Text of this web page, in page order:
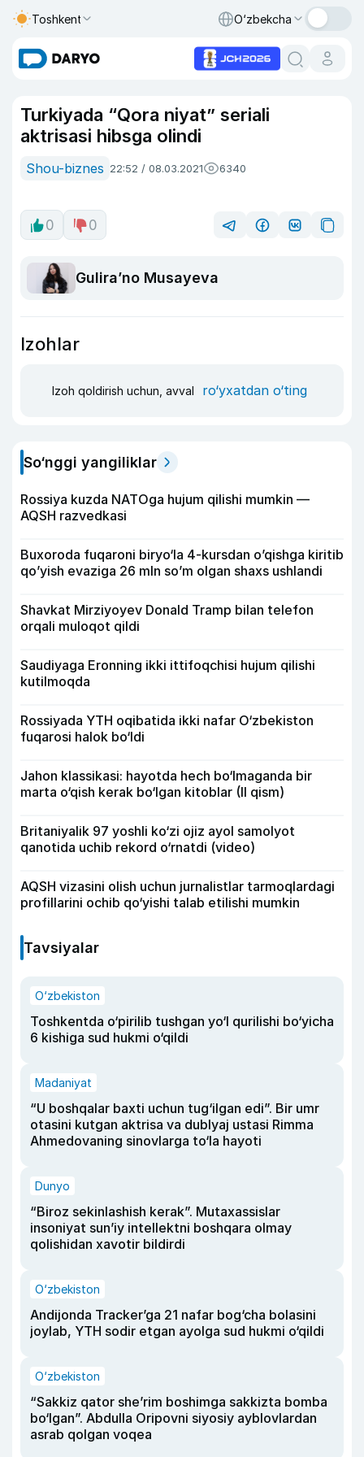
Toshkent O‘zbekcha
Turkiyada “Qora niyat” seriali
aktrisasi hibsga olindi
Shou-biznes 22:52 / 08.03.2021 6340
0 0
Guliraʼno Musayeva
Izohlar
Izoh qoldirish uchun, avval ro‘yxatdan o‘ting
So‘nggi yangiliklar
Rossiya kuzda NATOga hujum qilishi mumkin —
AQSH razvedkasi
Buxoroda fuqaroni biryo‘la 4-kursdan o’qishga kiritib
qo’yish evaziga 26 mln so’m olgan shaxs ushlandi
Shavkat Mirziyoyev Donald Tramp bilan telefon
orqali muloqot qildi
Saudiyaga Eronning ikki ittifoqchisi hujum qilishi
kutilmoqda
Rossiyada YTH oqibatida ikki nafar O‘zbekiston
fuqarosi halok bo‘ldi
Jahon klassikasi: hayotda hech bo‘lmaganda bir
marta o‘qish kerak bo‘lgan kitoblar (II qism)
Britaniyalik 97 yoshli ko‘zi ojiz ayol samolyot
qanotida uchib rekord o‘rnatdi (video)
AQSH vizasini olish uchun jurnalistlar tarmoqlardagi
profillarini ochib qo‘yishi talab etilishi mumkin
Tavsiyalar
O‘zbekiston
Toshkentda o‘pirilib tushgan yo‘l qurilishi bo‘yicha
6 kishiga sud hukmi o‘qildi
Madaniyat
“U boshqalar baxti uchun tug‘ilgan edi”. Bir umr
otasini kutgan aktrisa va dublyaj ustasi Rimma
Ahmedovaning sinovlarga to‘la hayoti
Dunyo
“Biroz sekinlashish kerak”. Mutaxassislar
insoniyat sun’iy intellektni boshqara olmay
qolishidan xavotir bildirdi
O‘zbekiston
Andijonda Tracker’ga 21 nafar bog‘cha bolasini
joylab, YTH sodir etgan ayolga sud hukmi o‘qildi
O‘zbekiston
“Sakkiz qator she’rim boshimga sakkizta bomba
bo‘lgan”. Abdulla Oripovni siyosiy ayblovlardan
asrab qolgan voqea